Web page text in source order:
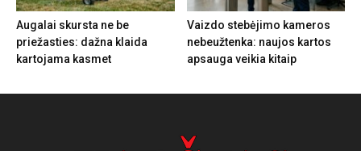
Augalai skursta ne be
priežasties: dažna klaida
kartojama kasmet
Vaizdo stebėjimo kameros
nebeužtenka: naujos kartos
apsauga veikia kitaip